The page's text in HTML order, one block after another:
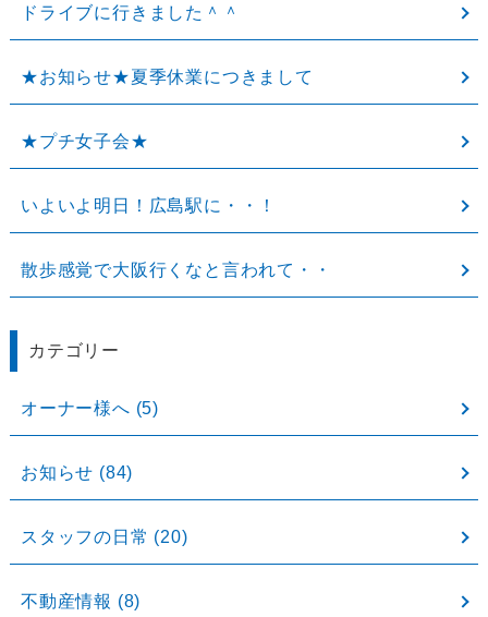
ドライブに行きました＾＾
★お知らせ★夏季休業につきまして
★プチ女子会★
いよいよ明日！広島駅に・・！
散歩感覚で大阪行くなと言われて・・
カテゴリー
オーナー様へ (5)
お知らせ (84)
スタッフの日常 (20)
不動産情報 (8)